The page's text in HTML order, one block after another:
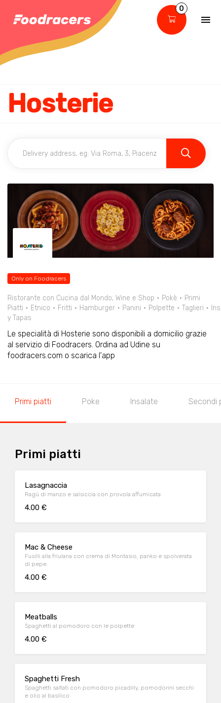
0
Hosterie
Only on Foodracers
Ristorante con Cucina dal Mondo, Wine e Shop Pokè
Primi
Piatti
Etnico Fritti Hamburger Panini Polpette Taglieri
y Tapas
Le specialità di Hosterie sono disponibili a domicilio grazie
al servizio di Foodracers. Ordina ad Udine su
foodracers.com o scarica l'app
Primi piatti Poke Insalate Secondi
Primi piatti
Lasagnaccia
Ragù di manzo e salsiccia con provola affumicata
4.00 €
Mac & Cheese
Fusilli alla friulana con crema di Montasio, panko e spolverata
di pepe.
4.00 €
Meatballs
Spaghetti al pomodoro con le polpette
4.00 €
Spaghetti Fresh
Spaghetti saltati con pomodoro picadilly, pomodorini secchi
e olio al basilico